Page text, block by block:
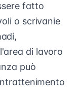
fatto
o scrivanie
di lavoro
può